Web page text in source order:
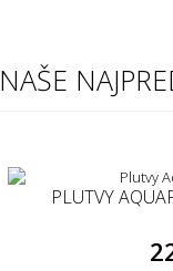
NAŠE
PLUTVY